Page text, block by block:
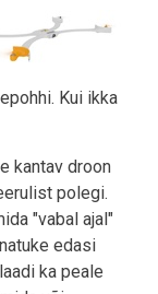
Kui ikka
kantav droon
polegi.
"vabal ajal"
edasi
ka peale